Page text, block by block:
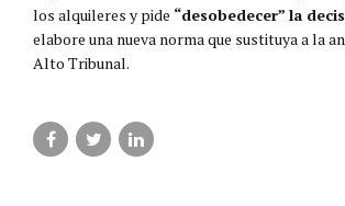
los alquileres y pide “desobedecer” la
elabore una nueva norma que sustituya a la
Alto Tribunal.